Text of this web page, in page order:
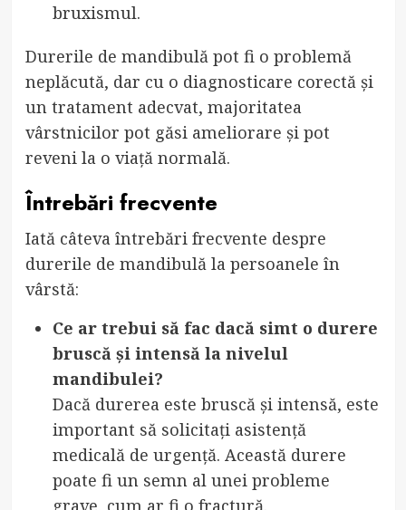
bruxismul.
Durerile de mandibulă pot fi o problemă
neplăcută, dar cu o diagnosticare corectă și
un tratament adecvat, majoritatea
vârstnicilor pot găsi ameliorare și pot
reveni la o viață normală.
Întrebări frecvente
Iată câteva întrebări frecvente despre
durerile de mandibulă la persoanele în
vârstă:
Ce ar trebui să fac dacă simt o durere
bruscă și intensă la nivelul
mandibulei?
Dacă durerea este bruscă și intensă, este
important să solicitați asistență
medicală de urgență. Această durere
poate fi un semn al unei probleme
grave, cum ar fi o fractură.